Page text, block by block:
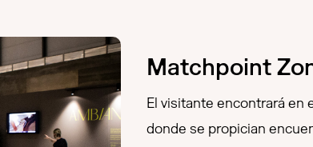
Matchpoint
El visitante encontrará en
donde se propician